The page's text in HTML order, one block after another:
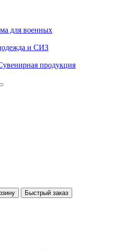
для военных
и СИЗ
продукция
Быстрый заказ